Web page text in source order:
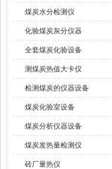
煤炭水分检测仪
化验煤炭灰分仪器
全套煤炭化验设备
测煤炭热值大卡仪
检测煤炭的仪器设备
煤炭化验室设备
煤炭分析仪器设备
煤炭发热量检测仪
砖厂量热仪